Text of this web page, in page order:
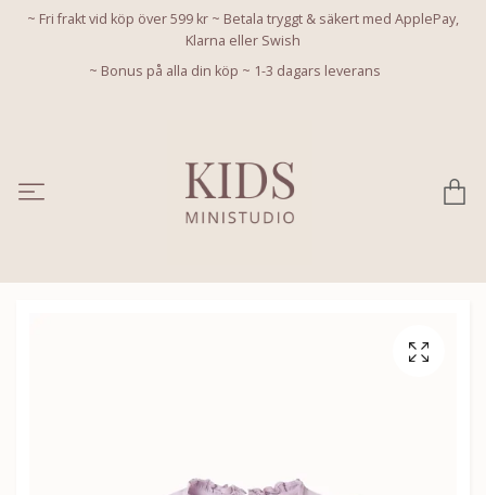
~ Fri frakt vid köp över 599 kr ~ Betala tryggt & säkert med ApplePay,
Klarna eller Swish
~ Bonus på alla din köp ~ 1-3 dagars leverans